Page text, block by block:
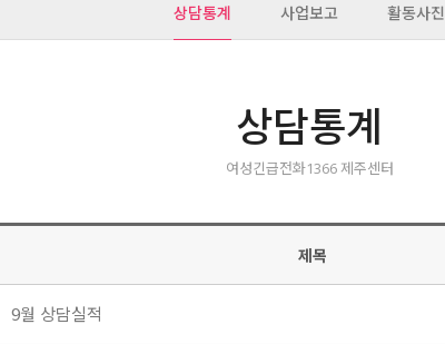
상담통계 사업보고 활동사진
상담통계
여성긴급전화1366 제주센터
제목
9월 상담실적